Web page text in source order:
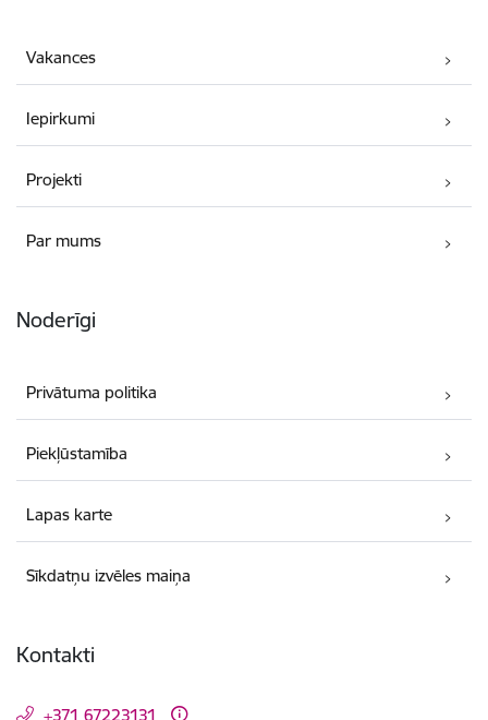
Vakances
Iepirkumi
Projekti
Par mums
Noderīgi
Privātuma politika
Piekļūstamība
Lapas karte
Sīkdatņu izvēles maiņa
Kontakti
+371 67223131